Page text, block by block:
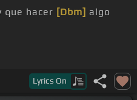
que hacer [Dbm] algo
Lyrics On